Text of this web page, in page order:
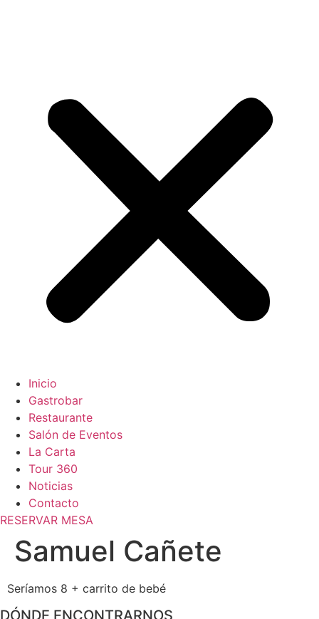
Inicio
Gastrobar
Restaurante
Salón de Eventos
La Carta
Tour 360
Noticias
Contacto
RESERVAR MESA
Samuel Cañete
Seríamos 8 + carrito de bebé
DÓNDE ENCONTRARNOS